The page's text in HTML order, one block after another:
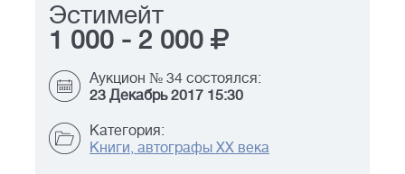
Эстимейт
1 000 - 2 000
Аукцион № 34 состоялся:
23 Декабрь 2017 15:30
Категория:
Книги, автографы XX века